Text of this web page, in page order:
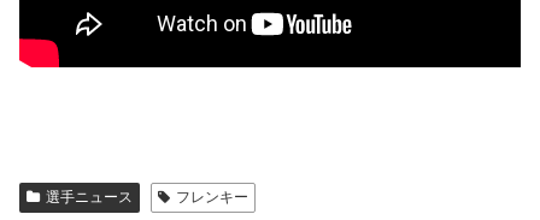
選手ニュース フレンキー